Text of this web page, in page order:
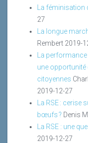
La féminisation
27
La longue
Rembert 2019-
La performance
une opportunité
citoyennes
2019-12-27
La RSE : cerise
bœufs ? Denis
La RSE : une
2019-12-27